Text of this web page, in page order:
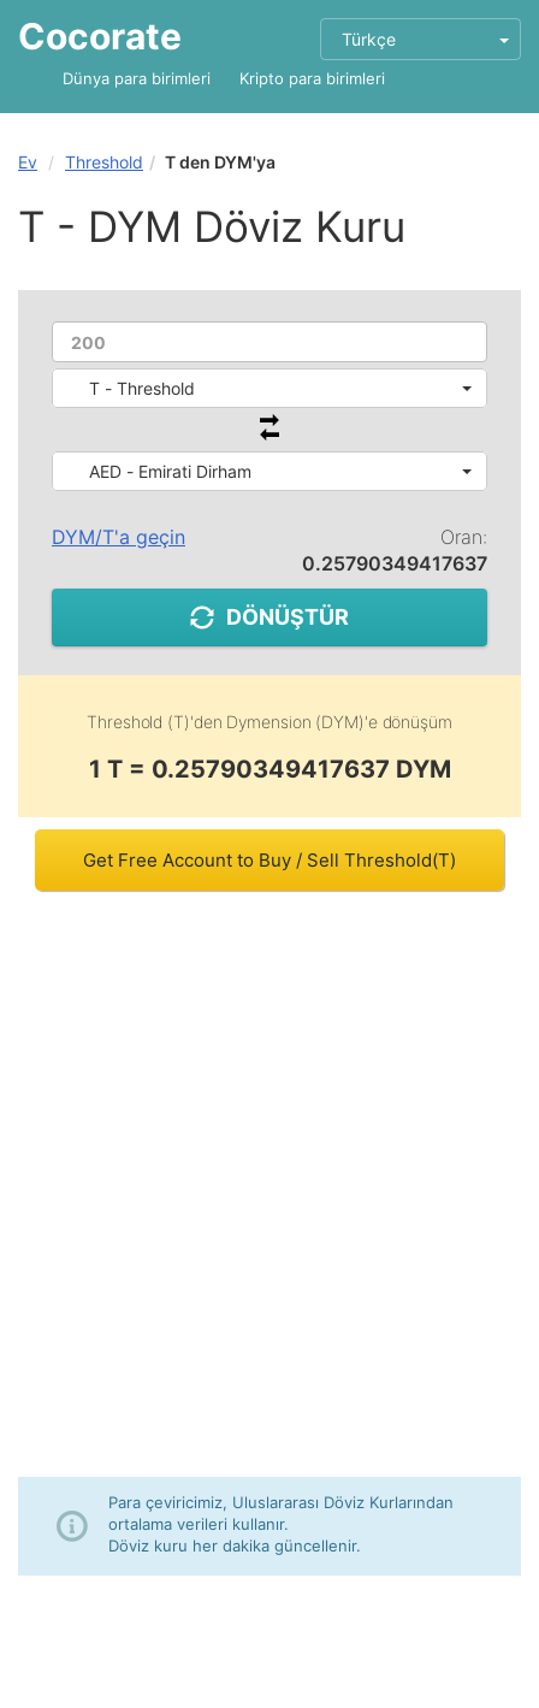
Cocorate Türkçe
Dünya para birimleri Kripto para birimleri
Ev Threshold T den DYM'ya
T - DYM Döviz Kuru
T - Threshold
AED - Emirati Dirham
DYM/T'a geçin
Oran:
0.25790349417637
DÖNÜŞTÜR
Threshold (T)'den Dymension (DYM)'e dönüşüm
1 T = 0.25790349417637 DYM
Get Free Account to Buy / Sell Threshold(T)
Para çeviricimiz, Uluslararası Döviz Kurlarından
ortalama verileri kullanır.
Döviz kuru her dakika güncellenir.